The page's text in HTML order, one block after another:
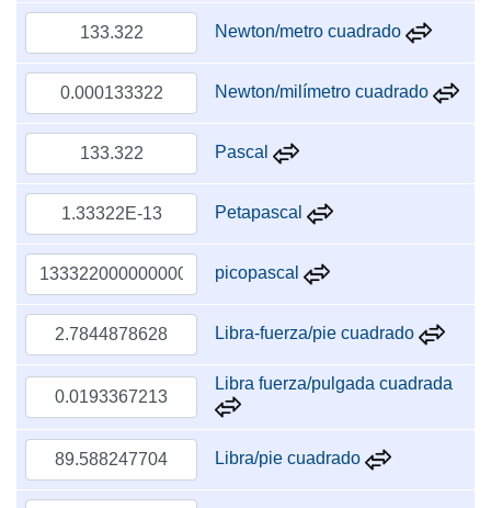
Newton/metro cuadrado
Newton/milímetro cuadrado
Pascal
Petapascal
picopascal
Libra-fuerza/pie cuadrado
Libra fuerza/pulgada cuadrada
Libra/pie cuadrado